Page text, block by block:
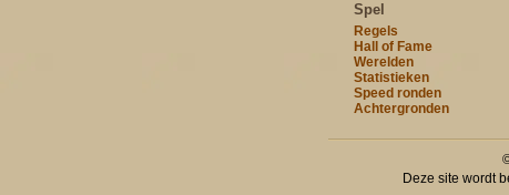
Spel
Regels
Hall of Fame
Werelden
Statistieken
Speed ronden
Achtergronden
Deze site wordt